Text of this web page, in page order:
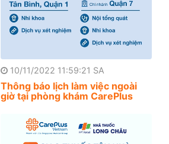
10/11/2022 11:59:21 SA
Thông báo lịch làm việc ngoài
giờ tại phòng khám CarePlus